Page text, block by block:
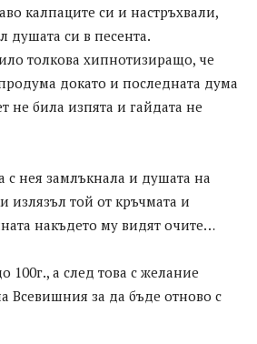
калпаците си и настръхвали,
душата си в песента.
толкова хипнотизиращо, че
докато и последната дума
не била изпята и гайдата не
с нея замлъкнала и душата на
излязъл той от кръчмата и
накъдето му видят очите…
100г., а след това с желание
Всевишния за да бъде отново с